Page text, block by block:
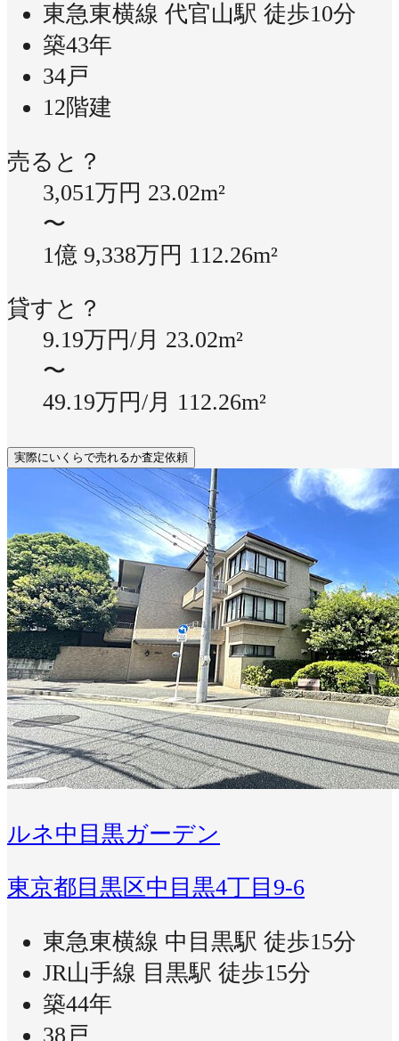
東急東横線 代官山駅 徒歩10分
築43年
34戸
12階建
売ると？
3,051万円 23.02m²
〜
1億 9,338万円 112.26m²
貸すと？
9.19万円/月 23.02m²
〜
49.19万円/月 112.26m²
実際にいくらで売れるか査定依頼
ルネ中目黒ガーデン
東京都目黒区中目黒4丁目9-6
東急東横線 中目黒駅 徒歩15分
JR山手線 目黒駅 徒歩15分
築44年
38戸